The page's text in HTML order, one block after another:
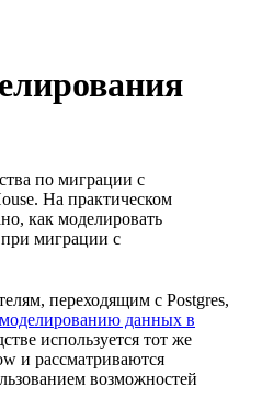
по миграции с
На практическом
как моделировать
миграции с
переходящим с Postgres,
данных в
используется тот же
и рассматриваются
возможностей